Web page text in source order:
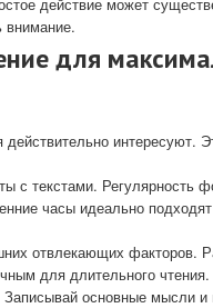
внимание.
для
интересуют.
с текстами. Регулярность
часы идеально
отвлекающих факторов.
для длительного чтения.
Записывай основные мысли и